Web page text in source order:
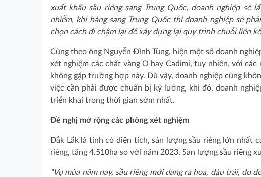
xuất khẩu sầu riêng sang Trung Quốc, doanh nghiệp
nhiễm, khi hàng sang Trung Quốc thì doanh nghiệp sẽ
chọn cách đi chậm lại để xây dựng lại quy trình chuỗi liên
Cũng theo ông Nguyễn Đình Tùng, hiện một số doanh
xét nghiệm các chất vàng O hay Cadimi, tuy nhiên, với
không gặp trường hợp này. Dù vậy, doanh nghiệp cũng
việc cần phải được chuẩn bị kỹ lưỡng, khi đó, doanh
triển khai trong thời gian sớm nhất.
Đề nghị mở rộng các phòng xét nghiệm
Đắk Lắk là tỉnh có diện tích, sản lượng sầu riêng lớn nhất
riêng, tăng 4.510ha so với năm 2023. Sản lượng sầu riêng
“Vụ mùa năm nay, sầu riêng mới đang ra hoa, đậu trái, do